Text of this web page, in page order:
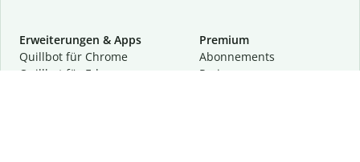
Erweiterungen & Apps
Quillbot für Chrome
Quillbot für Edge
Premium
Abon­ne­ments
Preise